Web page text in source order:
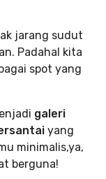
jarang sudut
Padahal kita
spot yang
galeri
yang
minimalis,ya,
berguna!